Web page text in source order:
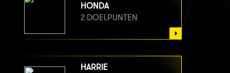
HONDA
2 DOELPUNTEN
HARRIE